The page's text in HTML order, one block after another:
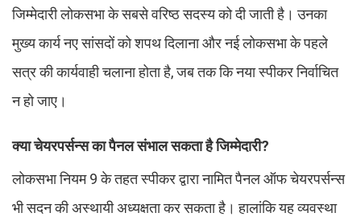
जिम्मेदारी लोकसभा के सबसे वरिष्ठ सदस्य को दी जाती है। उनका
मुख्य कार्य नए सांसदों को शपथ दिलाना और नई लोकसभा के पहले
सत्र की कार्यवाही चलाना होता है, जब तक कि नया स्पीकर निर्वाचित
न हो जाए।
क्या चेयरपर्सन्स का पैनल संभाल सकता है जिम्मेदारी?
लोकसभा नियम 9 के तहत स्पीकर द्वारा नामित पैनल ऑफ चेयरपर्सन्स
भी सदन की अस्थायी अध्यक्षता कर सकता है। हालांकि यह व्यवस्था